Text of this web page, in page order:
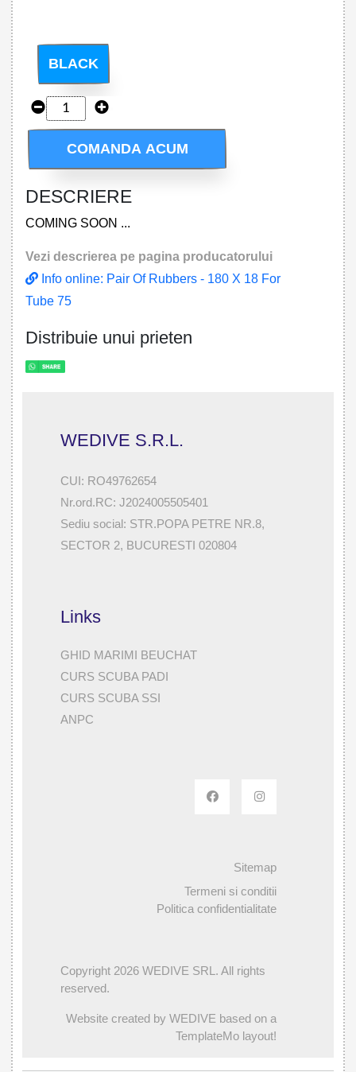
BLACK
COMANDA ACUM
DESCRIERE
COMING SOON ...
Vezi descrierea pe pagina producatorului
Info online: Pair Of Rubbers - 180 X 18 For
Tube 75
Distribuie unui prieten
WEDIVE S.R.L.
CUI: RO49762654
Nr.ord.RC: J2024005505401
Sediu social: STR.POPA PETRE NR.8,
SECTOR 2, BUCURESTI 020804
Links
GHID MARIMI BEUCHAT
CURS SCUBA PADI
CURS SCUBA SSI
ANPC
Sitemap
Termeni si conditii
Politica confidentialitate
Copyright 2026 WEDIVE SRL. All rights
reserved.
Website created by WEDIVE based on a
TemplateMo layout!